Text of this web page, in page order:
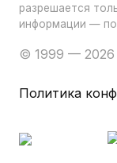
разрешается
информации —
© 1999 — 2026
Политика